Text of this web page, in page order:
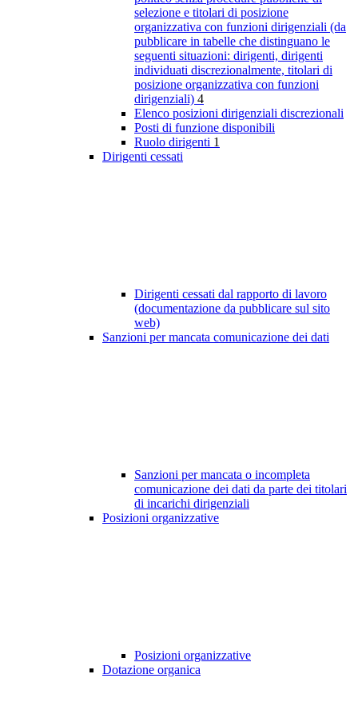
selezione e titolari di posizione
organizzativa con funzioni dirigenziali (da
pubblicare in tabelle che distinguano le
seguenti situazioni: dirigenti, dirigenti
individuati discrezionalmente, titolari di
posizione organizzativa con funzioni
dirigenziali) 4
Elenco posizioni dirigenziali discrezionali
Posti di funzione disponibili
Ruolo dirigenti 1
Dirigenti cessati
Dirigenti cessati dal rapporto di lavoro
(documentazione da pubblicare sul sito
web)
Sanzioni per mancata comunicazione dei dati
Sanzioni per mancata o incompleta
comunicazione dei dati da parte dei titolari
di incarichi dirigenziali
Posizioni organizzative
Posizioni organizzative
Dotazione organica